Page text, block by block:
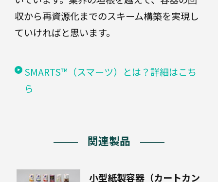
収から再資源化までのスキーム構築を実現し
ていければと思います。
SMARTS™（スマーツ）とは？詳細はこち
ら
関連製品
小型紙製容器（カートカン